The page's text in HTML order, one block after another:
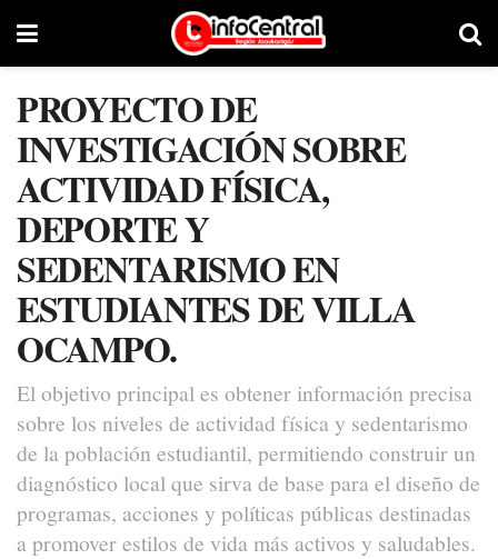
PROYECTO DE
INVESTIGACIÓN SOBRE
ACTIVIDAD FÍSICA,
DEPORTE Y
SEDENTARISMO EN
ESTUDIANTES DE VILLA
OCAMPO.
El objetivo principal es obtener información precisa
sobre los niveles de actividad física y sedentarismo
de la población estudiantil, permitiendo construir un
diagnóstico local que sirva de base para el diseño de
programas, acciones y políticas públicas destinadas
a promover estilos de vida más activos y saludables.